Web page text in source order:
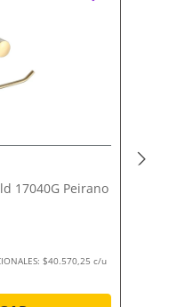
17040G Peirano
$40.570,25 c/u